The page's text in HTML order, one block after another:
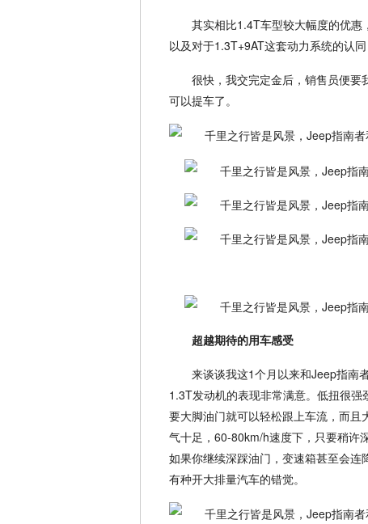
其实相比1.4T车型较大幅度的优惠
以及对于1.3T+9AT这套动力系统的认
很快，我交完定金后，销售员便要
可以提车了。
超越期待的用车感受
来谈谈我这1个月以来和Jeep指南
1.3T发动机的表现非常满意。低扭很
要大脚油门就可以轻松跟上车流，而
气十足，60-80km/h速度下，只要稍许
如果你继续深踩油门，变速箱甚至会
有种开大排量汽车的错觉。